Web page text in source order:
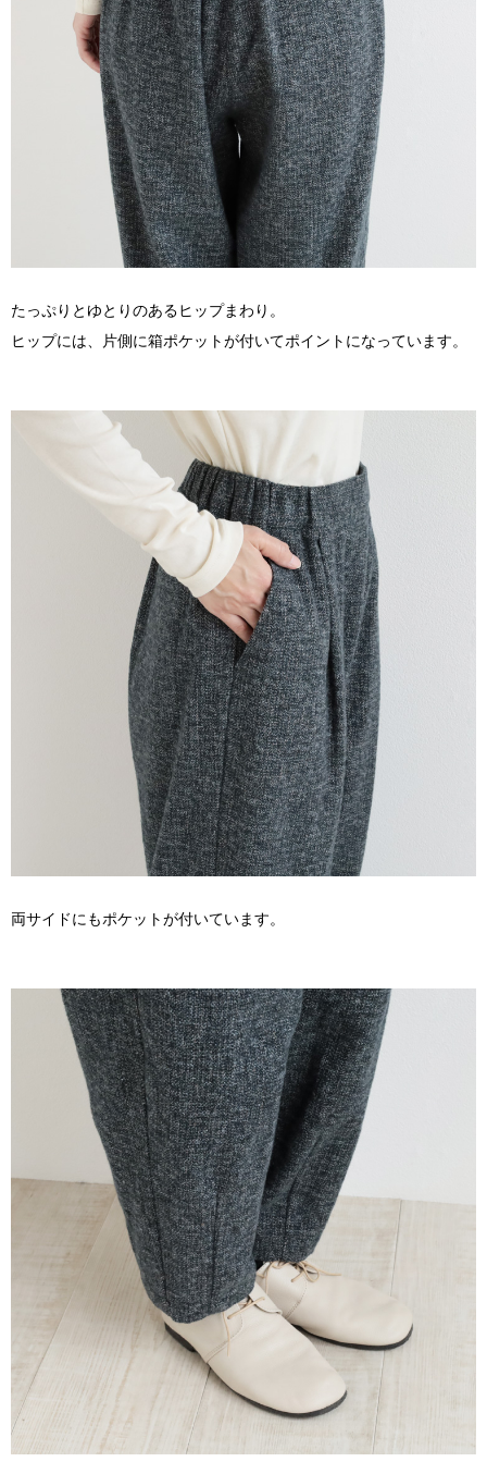
たっぷりとゆとりのあるヒップまわり。
ヒップには、片側に箱ポケットが付いてポイントになっています。
両サイドにもポケットが付いています。